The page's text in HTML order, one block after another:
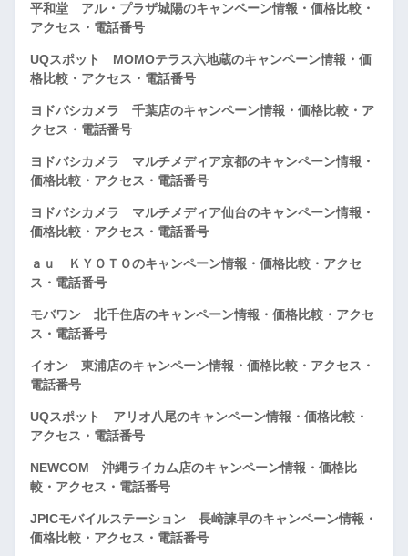
平和堂 アル・プラザ城陽のキャンペーン情報・価格比較・
アクセス・電話番号
UQスポット MOMOテラス六地蔵のキャンペーン情報・価
格比較・アクセス・電話番号
ヨドバシカメラ 千葉店のキャンペーン情報・価格比較・ア
クセス・電話番号
ヨドバシカメラ マルチメディア京都のキャンペーン情報・
価格比較・アクセス・電話番号
ヨドバシカメラ マルチメディア仙台のキャンペーン情報・
価格比較・アクセス・電話番号
ａｕ ＫＹＯＴＯのキャンペーン情報・価格比較・アクセ
ス・電話番号
モバワン 北千住店のキャンペーン情報・価格比較・アクセ
ス・電話番号
イオン 東浦店のキャンペーン情報・価格比較・アクセス・
電話番号
UQスポット アリオ八尾のキャンペーン情報・価格比較・
アクセス・電話番号
NEWCOM 沖縄ライカム店のキャンペーン情報・価格比
較・アクセス・電話番号
JPICモバイルステーション 長崎諫早のキャンペーン情報・
価格比較・アクセス・電話番号